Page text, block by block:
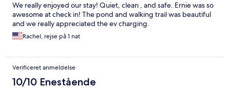
We really enjoyed our stay! Quiet, clean , and safe. Ernie was so
awesome at check in! The pond and walking trail was beautiful
and we really appreciated the ev charging.
Rachel, rejse på 1 nat
Verificeret anmeldelse
10/10 Enestående